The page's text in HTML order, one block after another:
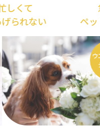
しくて
られない
ペ
ウ